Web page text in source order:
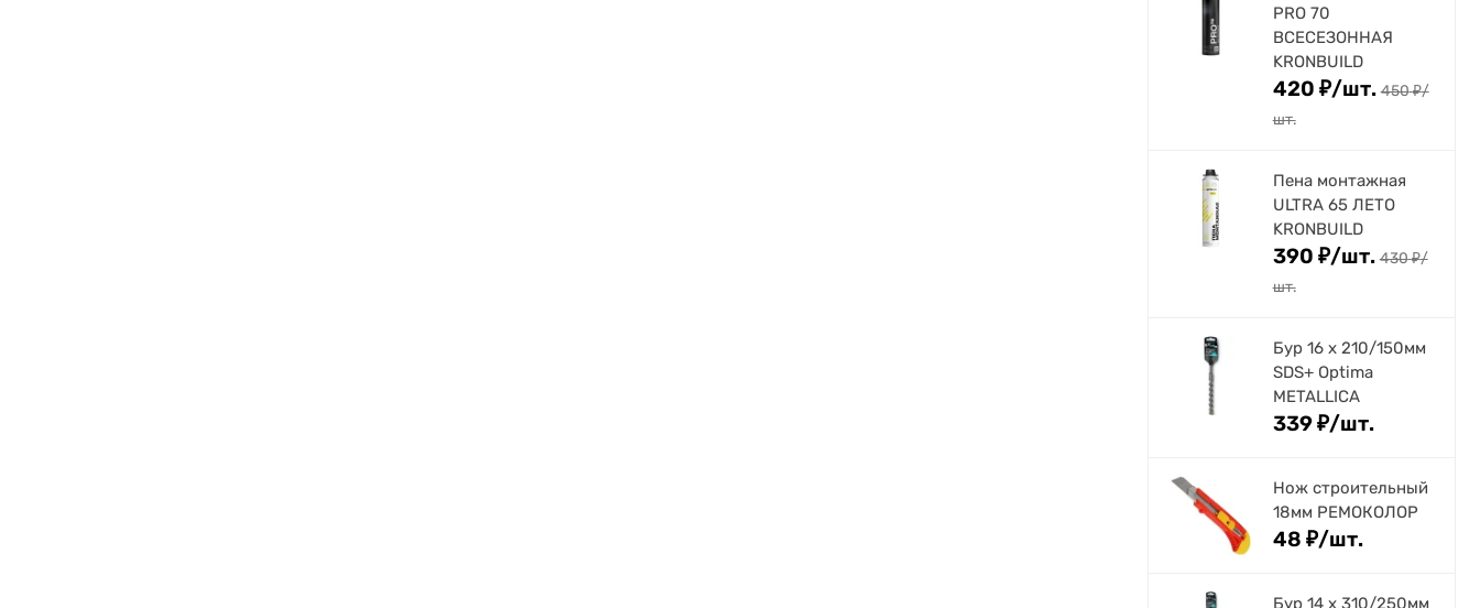
PRO 70
ВСЕСЕЗОННАЯ
KRONBUILD
420 ₽/шт. 450₽/
шт.
Пена монтажная
ULTRA 65 ЛЕТО
KRONBUILD
390 ₽/шт. 430₽/
шт.
Бур 16 х 210/150мм
SDS+ Optima
METALLICA
339₽/шт.
Нож строительный
18мм РЕМОКОЛОР
48 ₽/шт.
Бур 14 х 310/250мм